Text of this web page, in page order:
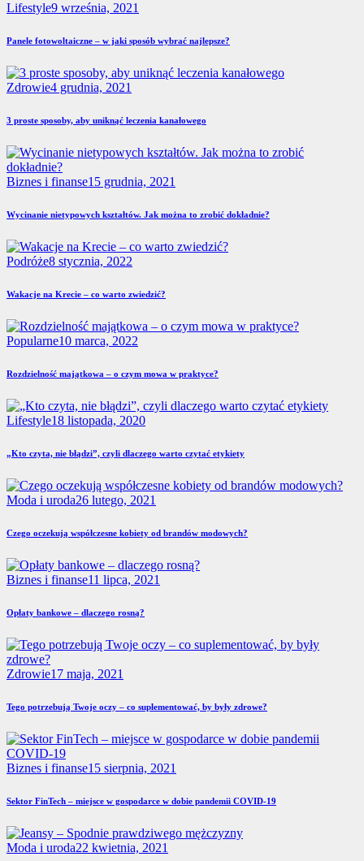
Lifestyle9 września, 2021
Panele fotowoltaiczne – w jaki sposób wybrać najlepsze?
Zdrowie4 grudnia, 2021
3 proste sposoby, aby uniknąć leczenia kanałowego
Biznes i finanse15 grudnia, 2021
Wycinanie nietypowych kształtów. Jak można to zrobić dokładnie?
Podróże8 stycznia, 2022
Wakacje na Krecie – co warto zwiedzić?
Popularne10 marca, 2022
Rozdzielność majątkowa – o czym mowa w praktyce?
Lifestyle18 listopada, 2020
„Kto czyta, nie błądzi”, czyli dlaczego warto czytać etykiety
Moda i uroda26 lutego, 2021
Czego oczekują współczesne kobiety od brandów modowych?
Biznes i finanse11 lipca, 2021
Opłaty bankowe – dlaczego rosną?
Zdrowie17 maja, 2021
Tego potrzebują Twoje oczy – co suplementować, by były zdrowe?
Biznes i finanse15 sierpnia, 2021
Sektor FinTech – miejsce w gospodarce w dobie pandemii COVID-19
Moda i uroda22 kwietnia, 2021